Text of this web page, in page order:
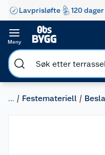
Lavprisløfte 120
Meny
... Festemateriell